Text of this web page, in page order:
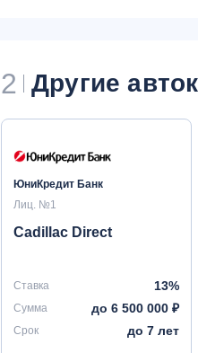
2 Другие
ЮниКредит Банк
Лиц. №1
Cadillac Direct
Ставка 13%
Сумма до 6 500 000 ₽
Срок до 7 лет